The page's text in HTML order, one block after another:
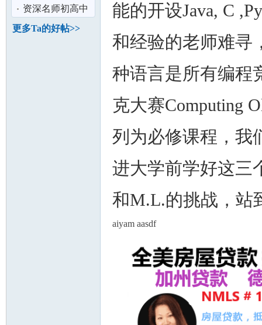
加补水保湿美白
手膜
资深名师初高中
课后辅导,各种升
学考试备考
更多Ta的好帖>>
能的开设Java, C
和经验的老师难寻
种语言是所有编程
克大赛Computing
列为必修课程，我
进大学前学好这三
和M.L.的挑战，站
aiyam aasdf